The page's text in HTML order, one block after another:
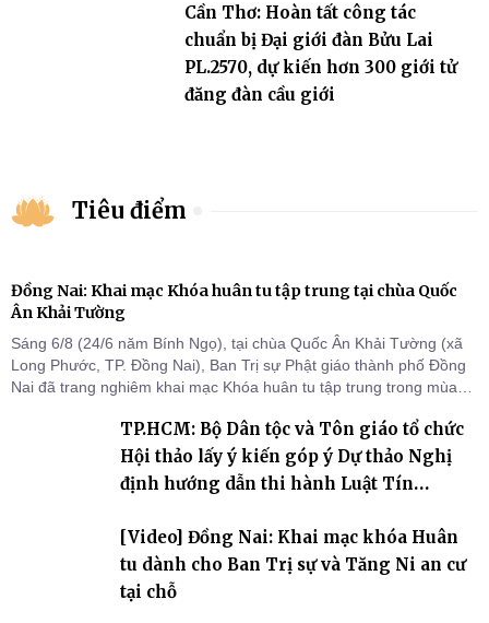
Cần Thơ: Hoàn tất công tác
chuẩn bị Đại giới đàn Bửu Lai
PL.2570, dự kiến hơn 300 giới tử
đăng đàn cầu giới
Tiêu điểm
Đồng Nai: Khai mạc Khóa huân tu tập trung tại chùa Quốc
Ân Khải Tường
Sáng 6/8 (24/6 năm Bính Ngọ), tại chùa Quốc Ân Khải Tường (xã
Long Phước, TP. Đồng Nai), Ban Trị sự Phật giáo thành phố Đồng
Nai đã trang nghiêm khai mạc Khóa huân tu tập trung trong mùa
chỗ khu vực VII, VIII và trường hạ chùa Quốc Ân Khải Tường.
TP.HCM: Bộ Dân tộc và Tôn giáo tổ chức
Hội thảo lấy ý kiến góp ý Dự thảo Nghị
định hướng dẫn thi hành Luật Tín
[Video] Đồng Nai: Khai mạc khóa Huân
tu dành cho Ban Trị sự và Tăng Ni an cư
tại chỗ